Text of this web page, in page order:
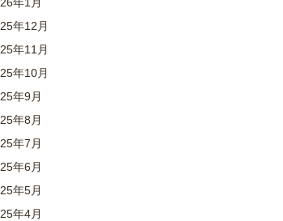
年12月
年11月
年10月
年9月
年8月
年7月
年6月
年5月
年4月